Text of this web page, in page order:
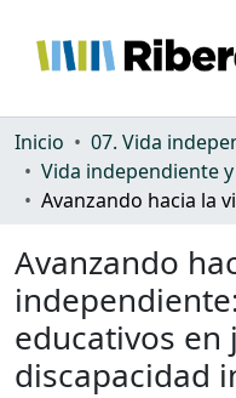
Comunidades
Todo DSpace
Inicio
Avanzando
educativos en
discapacidad